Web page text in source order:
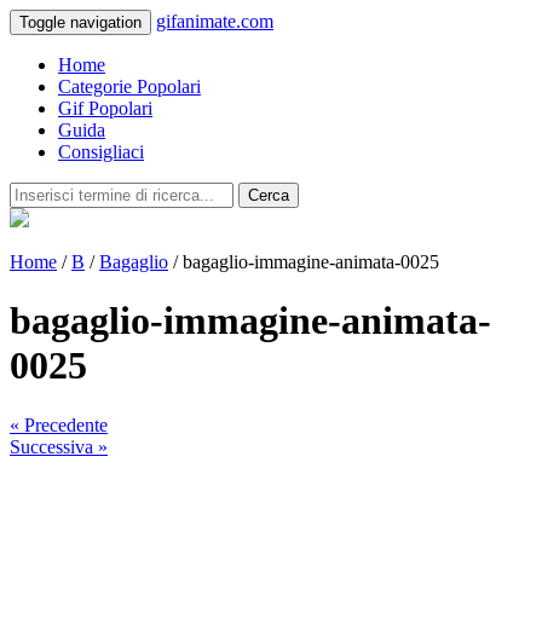
Toggle navigation gifanimate.com
Home
Categorie Popolari
Gif Popolari
Guida
Consigliaci
Cerca
Home /B /Bagaglio / bagaglio-immagine-animata-0025
bagaglio-immagine-animata-
0025
« Precedente
Successiva »